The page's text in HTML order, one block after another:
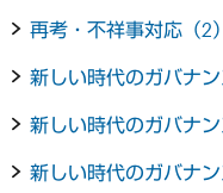
再考・不祥事対応（2）
新しい時代のガバナ
新しい時代のガバナ
新しい時代のガバナ